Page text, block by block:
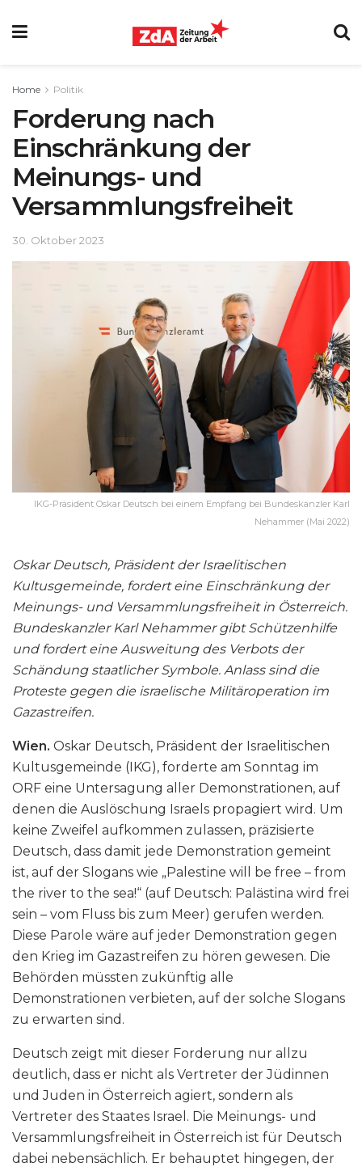
Home Politik
Forderung nach
Einschränkung der
Meinungs- und
Versammlungsfreiheit
30. Oktober 2023
IKG-Präsident Oskar Deutsch bei einem Empfang bei Bundeskanzler Karl
Nehammer (Mai 2022)
Oskar Deutsch, Präsident der Israelitischen
Kultusgemeinde, fordert eine Einschränkung der
Meinungs- und Versammlungsfreiheit in Österreich.
Bundeskanzler Karl Nehammer gibt Schützenhilfe
und fordert eine Ausweitung des Verbots der
Schändung staatlicher Symbole. Anlass sind die
Proteste gegen die israelische Militäroperation im
Gazastreifen.
Wien. Oskar Deutsch, Präsident der Israelitischen
Kultusgemeinde (IKG), forderte am Sonntag im
ORF eine Untersagung aller Demonstrationen, auf
denen die Auslöschung Israels propagiert wird. Um
keine Zweifel aufkommen zulassen, präzisierte
Deutsch, dass damit jede Demonstration gemeint
ist, auf der Slogans wie „Palestine will be free – from
the river to the sea!“ (auf Deutsch: Palästina wird frei
sein – vom Fluss bis zum Meer) gerufen werden.
Diese Parole wäre auf jeder Demonstration gegen
den Krieg im Gazastreifen zu hören gewesen. Die
Behörden müssten zukünftig alle
Demonstrationen verbieten, auf der solche Slogans
zu erwarten sind.
Deutsch zeigt mit dieser Forderung nur allzu
deutlich, dass er nicht als Vertreter der Jüdinnen
und Juden in Österreich agiert, sondern als
Vertreter des Staates Israel. Die Meinungs- und
Versammlungsfreiheit in Österreich ist für Deutsch
dabei nebensächlich. Er behauptet hingegen, der